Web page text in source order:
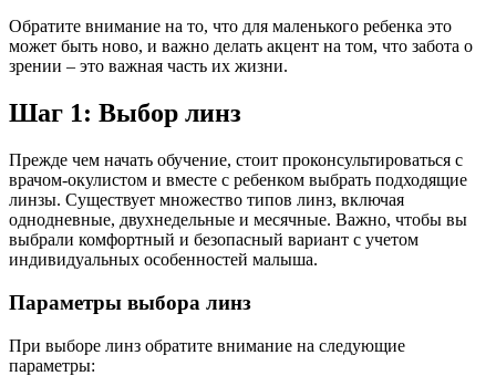
Обратите внимание на то, что для маленького ребенка это
может быть ново, и важно делать акцент на том, что забота о
зрении – это важная часть их жизни.
Шаг 1: Выбор линз
Прежде чем начать обучение, стоит проконсультироваться с
врачом-окулистом и вместе с ребенком выбрать подходящие
линзы. Существует множество типов линз, включая
однодневные, двухнедельные и месячные. Важно, чтобы вы
выбрали комфортный и безопасный вариант с учетом
индивидуальных особенностей малыша.
Параметры выбора линз
При выборе линз обратите внимание на следующие
параметры: